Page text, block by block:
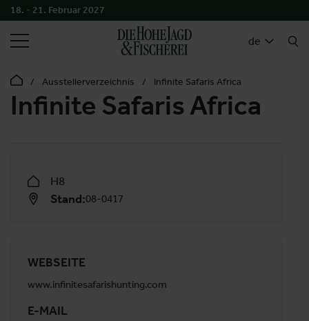
18. - 21. Februar 2027
de
SUCHEN
Ausstellerverzeichnis Infinite Safaris Africa
Infinite Safaris Africa
H8
Stand:08-0417
WEBSEITE
www.infinitesafarishunting.com
E-MAIL